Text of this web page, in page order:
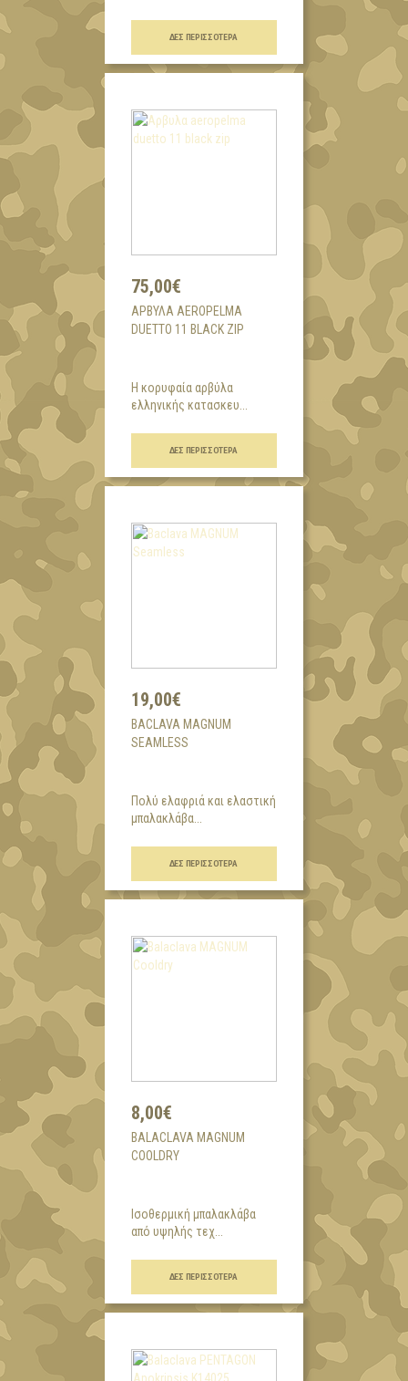
...
ΔΕΣ ΠΕΡΙΣΣΌΤΕΡΑ
75,00€
AΡΒΥΛΑ AEROPELMA
DUETTO 11 BLACK ZIP
H κορυφαία αρβύλα
ελληνικής κατασκευ...
ΔΕΣ ΠΕΡΙΣΣΌΤΕΡΑ
19,00€
BACLAVA MAGNUM
SEAMLESS
Πολύ ελαφριά και ελαστική
μπαλακλάβα...
ΔΕΣ ΠΕΡΙΣΣΌΤΕΡΑ
8,00€
BALACLAVA MAGNUM
COOLDRY
Ισοθερμική μπαλακλάβα
από υψηλής τεχ...
ΔΕΣ ΠΕΡΙΣΣΌΤΕΡΑ